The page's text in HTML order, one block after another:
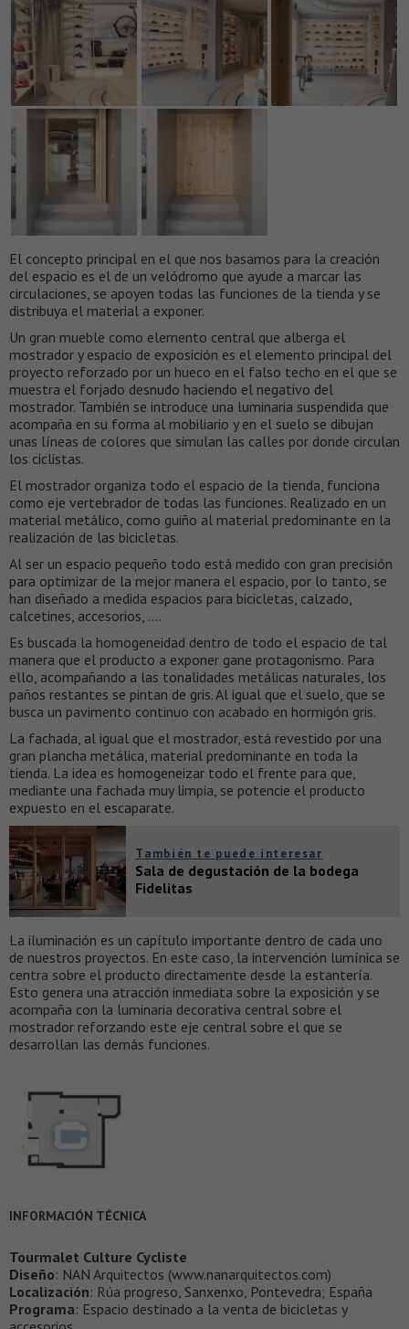
El concepto principal en el que nos basamos para la creación
del espacio es el de un velódromo que ayude a marcar las
circulaciones, se apoyen todas las funciones de la tienda y se
distribuya el material a exponer.
Un gran mueble como elemento central que alberga el
mostrador y espacio de exposición es el elemento principal del
proyecto reforzado por un hueco en el falso techo en el que se
muestra el forjado desnudo haciendo el negativo del
mostrador. También se introduce una luminaria suspendida que
acompaña en su forma al mobiliario y en el suelo se dibujan
unas líneas de colores que simulan las calles por donde circulan
los ciclistas.
El mostrador organiza todo el espacio de la tienda, funciona
como eje vertebrador de todas las funciones. Realizado en un
material metálico, como guiño al material predominante en la
realización de las bicicletas.
Al ser un espacio pequeño todo está medido con gran precisión
para optimizar de la mejor manera el espacio, por lo tanto, se
han diseñado a medida espacios para bicicletas, calzado,
calcetines, accesorios, ….
Es buscada la homogeneidad dentro de todo el espacio de tal
manera que el producto a exponer gane protagonismo. Para
ello, acompañando a las tonalidades metálicas naturales, los
paños restantes se pintan de gris. Al igual que el suelo, que se
busca un pavimento continuo con acabado en hormigón gris.
La fachada, al igual que el mostrador, está revestido por una
gran plancha metálica, material predominante en toda la
tienda. La idea es homogeneizar todo el frente para que,
mediante una fachada muy limpia, se potencie el producto
expuesto en el escaparate.
También te puede interesar
Sala de degustación de la bodega
Fidelitas
La iluminación es un capítulo importante dentro de cada uno
de nuestros proyectos. En este caso, la intervención lumínica se
centra sobre el producto directamente desde la estantería.
Esto genera una atracción inmediata sobre la exposición y se
acompaña con la luminaria decorativa central sobre el
mostrador reforzando este eje central sobre el que se
desarrollan las demás funciones.
INFORMACIÓN TÉCNICA
Tourmalet Culture Cycliste
Diseño: NAN Arquitectos (www.nanarquitectos.com)
Localización: Rúa progreso, Sanxenxo, Pontevedra; España
Programa: Espacio destinado a la venta de bicicletas y